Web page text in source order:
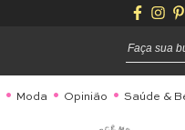
Moda Opinião Saúde &